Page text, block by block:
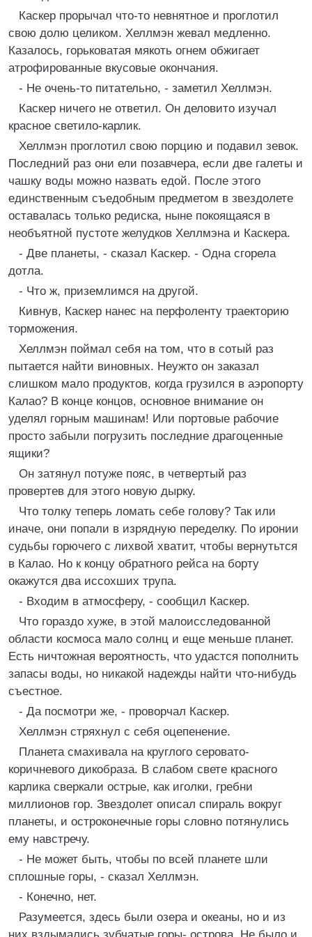
Каскер прорычал что-то невнятное и проглотил
свою долю целиком. Хеллмэн жевал медленно.
Казалось, горьковатая мякоть огнем обжигает
атрофированные вкусовые окончания.
- Не очень-то питательно, - заметил Хеллмэн.
Каскер ничего не ответил. Он деловито изучал
красное светило-карлик.
Хеллмэн проглотил свою порцию и подавил зевок.
Последний раз они ели позавчера, если две галеты и
чашку воды можно назвать едой. После этого
единственным съедобным предметом в звездолете
оставалась только редиска, ныне покоящаяся в
необъятной пустоте желудков Хеллмэна и Каскера.
- Две планеты, - сказал Каскер. - Одна сгорела
дотла.
- Что ж, приземлимся на другой.
Кивнув, Каскер нанес на перфоленту траекторию
торможения.
Хеллмэн поймал себя на том, что в сотый раз
пытается найти виновных. Неужто он заказал
слишком мало продуктов, когда грузился в аэропорту
Калао? В конце концов, основное внимание он
уделял горным машинам! Или портовые рабочие
просто забыли погрузить последние драгоценные
ящики?
Он затянул потуже пояс, в четвертый раз
провертев для этого новую дырку.
Что толку теперь ломать себе голову? Так или
иначе, они попали в изрядную переделку. По иронии
судьбы горючего с лихвой хватит, чтобы вернутьтся
в Калао. Но к концу обратного рейса на борту
окажутся два иссохших трупа.
- Входим в атмосферу, - сообщил Каскер.
Что гораздо хуже, в этой малоисследованной
области космоса мало солнц и еще меньше планет.
Есть ничтожная вероятность, что удастся пополнить
запасы воды, но никакой надежды найти что-нибудь
съестное.
- Да посмотри же, - проворчал Каскер.
Хеллмэн стряхнул с себя оцепенение.
Планета смахивала на круглого серовато-
коричневого дикобраза. В слабом свете красного
карлика сверкали острые, как иголки, гребни
миллионов гор. Звездолет описал спираль вокруг
планеты, и остроконечные горы словно потянулись
ему навстречу.
- Не может быть, чтобы по всей планете шли
сплошные горы, - сказал Хеллмэн.
- Конечно, нет.
Разумеется, здесь были озера и океаны, но и из